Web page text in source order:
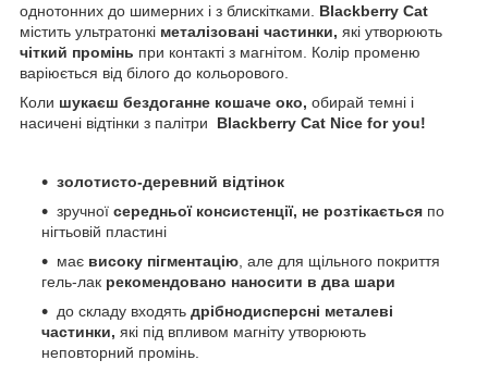
однотонних до шимерних і з блискітками.
Blackberry Cat
містить ультратонкі металізовані частинки, які утворюють
чіткий промінь при контакті з магнітом. Колір променю
варіюється від білого до кольорового.
Коли шукаєш бездоганне кошаче око, обирай темні і
насичені відтінки з палітри
Blackberry Cat Nice foryou!
золотисто-деревний відтінок
зручної середньої консистенції, не розтікається по
нігтьовій пластині
має високу пігментацію , але для щільного покриття
гель-лак рекомендовано наносити в два шари
до складу входять дрібнодисперсні металеві
частинки, які під впливом магніту утворюють
неповторний промінь.